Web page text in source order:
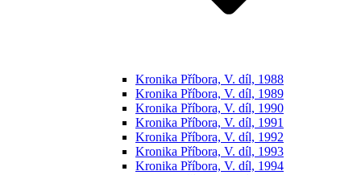
Kronika Příbora, V. díl, 1988
Kronika Příbora, V. díl, 1989
Kronika Příbora, V. díl, 1990
Kronika Příbora, V. díl, 1991
Kronika Příbora, V. díl, 1992
Kronika Příbora, V. díl, 1993
Kronika Příbora, V. díl, 1994